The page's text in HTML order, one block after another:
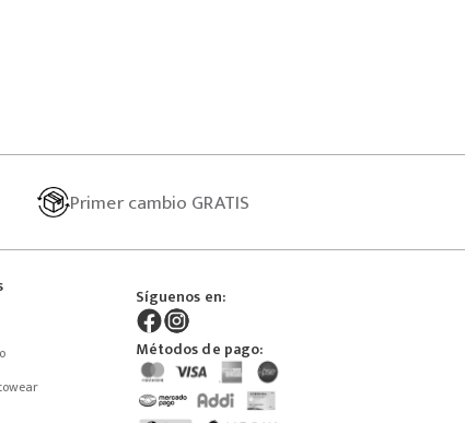
Primercambio GRATIS
Síguenos en:
Métodos de pago: